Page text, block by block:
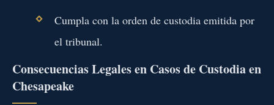
Cumpla con la orden de custodia emitida por
el tribunal.
Consecuencias Legales en Casos de Custodia en
Chesapeake